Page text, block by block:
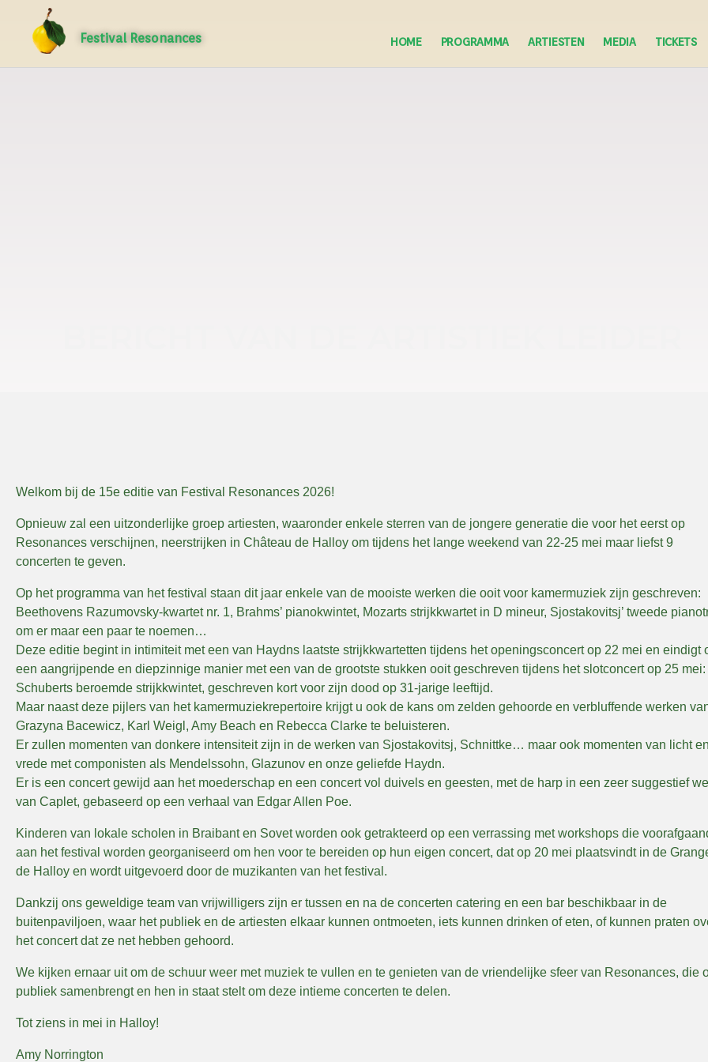
Festival Resonances HOME PROGRAMMA ARTIESTEN MEDIA TICKETS
Welkom bij de 15e editie van Festival Resonances 2026!
Opnieuw zal een uitzonderlijke groep artiesten, waaronder enkele sterren van de jongere generatie die voor het eerst op
Resonances verschijnen, neerstrijken in Château de Halloy om tijdens het lange weekend van 22-25 mei maar liefst 9
concerten te geven.
Op het programma van het festival staan dit jaar enkele van de mooiste werken die ooit voor kamermuziek zijn geschreven:
Beethovens Razumovsky-kwartet nr. 1, Brahms’ pianokwintet, Mozarts strijkkwartet in D mineur, Sjostakovitsj’ tweede
om er maar een paar te noemen…
Deze editie begint in intimiteit met een van Haydns laatste strijkkwartetten tijdens het openingsconcert op 22 mei en eindigt
een aangrijpende en diepzinnige manier met een van de grootste stukken ooit geschreven tijdens het slotconcert op 25 mei:
Schuberts beroemde strijkkwintet, geschreven kort voor zijn dood op 31-jarige leeftijd.
Maar naast deze pijlers van het kamermuziekrepertoire krijgt u ook de kans om zelden gehoorde en verbluffende werken
Grazyna Bacewicz, Karl Weigl, Amy Beach en Rebecca Clarke te beluisteren.
Er zullen momenten van donkere intensiteit zijn in de werken van Sjostakovitsj, Schnittke… maar ook momenten van licht en
vrede met componisten als Mendelssohn, Glazunov en onze geliefde Haydn.
Er is een concert gewijd aan het moederschap en een concert vol duivels en geesten, met de harp in een zeer suggestief
van Caplet, gebaseerd op een verhaal van Edgar Allen Poe.
Kinderen van lokale scholen in Braibant en Sovet worden ook getrakteerd op een verrassing met workshops die
aan het festival worden georganiseerd om hen voor te bereiden op hun eigen concert, dat op 20 mei plaatsvindt in de
de Halloy en wordt uitgevoerd door de muzikanten van het festival.
Dankzij ons geweldige team van vrijwilligers zijn er tussen en na de concerten catering en een bar beschikbaar in de
buitenpaviljoen, waar het publiek en de artiesten elkaar kunnen ontmoeten, iets kunnen drinken of eten, of kunnen praten
het concert dat ze net hebben gehoord.
We kijken ernaar uit om de schuur weer met muziek te vullen en te genieten van de vriendelijke sfeer van Resonances, die
publiek samenbrengt en hen in staat stelt om deze intieme concerten te delen.
Tot ziens in mei in Halloy!
Amy Norrington